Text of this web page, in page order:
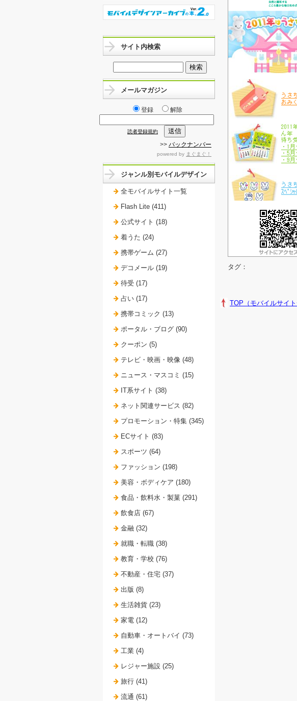
タグ：
TOP（モバイルサイ
サイト内検索
メールマガジン
登録 解除
読者登録規約
>> バックナンバー
powered by まぐまぐ！
ジャンル別モバイルデザイン
全モバイルサイト一覧
Flash Lite (411)
公式サイト (18)
着うた (24)
携帯ゲーム (27)
デコメール (19)
待受 (17)
占い (17)
携帯コミック (13)
ポータル・ブログ (90)
クーポン (5)
テレビ・映画・映像 (48)
ニュース・マスコミ (15)
IT系サイト (38)
ネット関連サービス (82)
プロモーション・特集 (345)
ECサイト (83)
スポーツ (64)
ファッション (198)
美容・ボディケア (180)
食品・飲料水・製菓 (291)
飲食店 (67)
金融 (32)
就職・転職 (38)
教育・学校 (76)
不動産・住宅 (37)
出版 (8)
生活雑貨 (23)
家電 (12)
自動車・オートバイ (73)
工業 (4)
レジャー施設 (25)
旅行 (41)
流通 (61)